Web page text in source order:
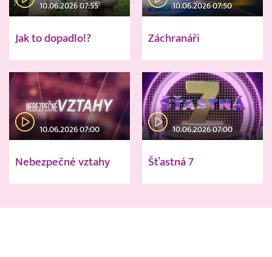
10.06.2026 07:55
Jak to dopadlo!?
10.06.2026 07:50
Záchranáři
10.06.2026 07:00
Nebezpečné vztahy
10.06.2026 07:00
Šťastná 7